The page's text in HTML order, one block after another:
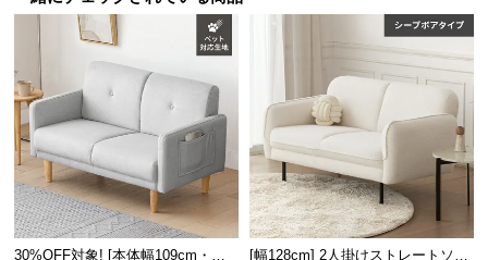
ソファの座り心地について
硬めのソファのメリット
30%OFF対象! [本体幅109cm・傷
[幅128cm] 2人掛けストレートソフ